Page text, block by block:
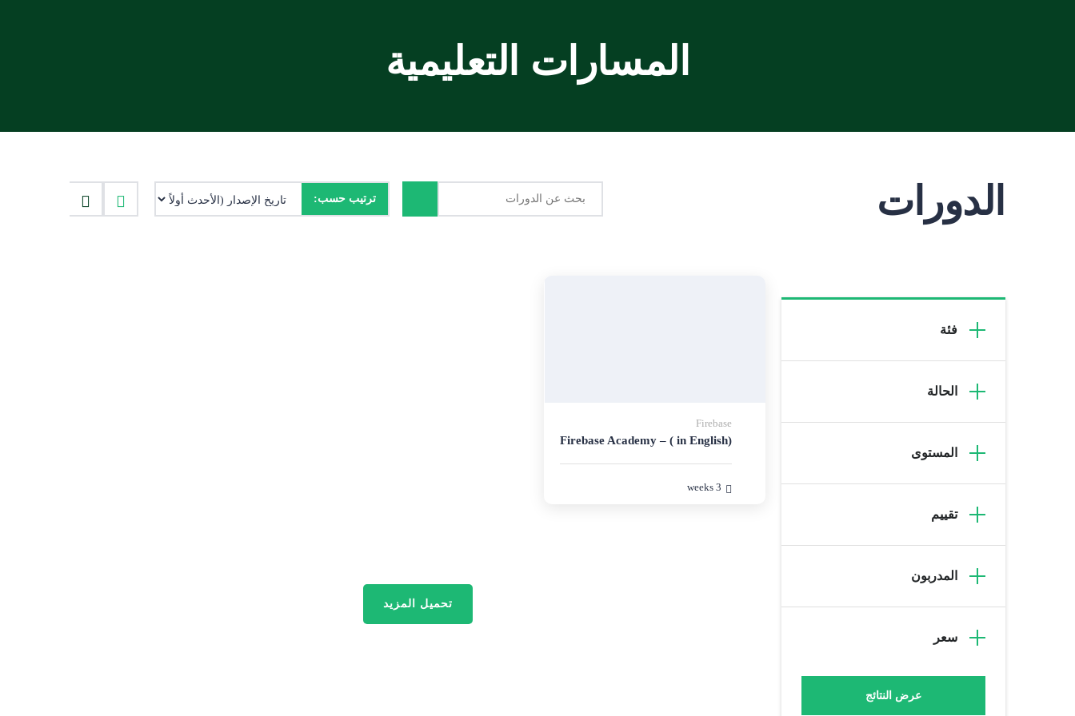
المسارات التعليمية
الدورات ترتيب حسب:
فئة
الحالة
المستوى
تقييم
المدربون
سعر
Firebase
Firebase Academy – ( in English)
3 weeks
تحميل المزيد